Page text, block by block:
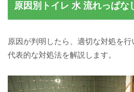
原因別トイレ 水 流れっぱな
原因が判明したら、適切な対処を
代表的な対処法を解説します。